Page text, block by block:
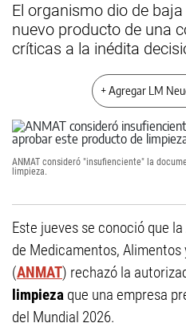
El organismo dio de
nuevo producto de una
críticas a la inédita
+ Agregar LM
ANMAT consideró "insufienciente" la
limpieza.
Este jueves se conoció que
de Medicamentos,
(ANMAT) rechazó la
limpieza que una empresa
del Mundial 2026.